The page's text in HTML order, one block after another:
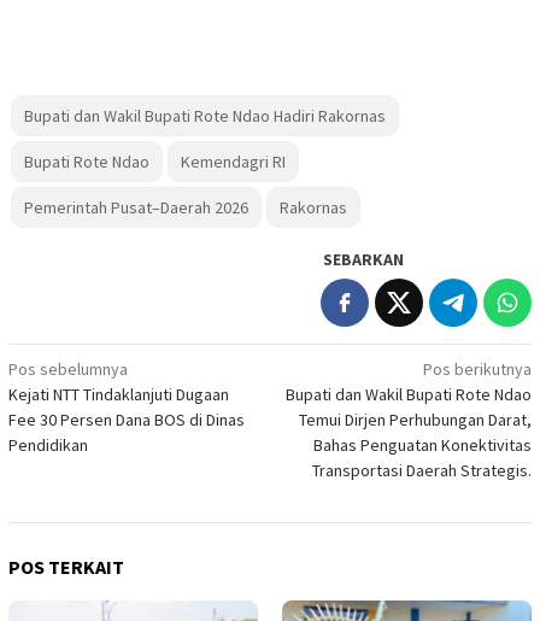
Bupati dan Wakil Bupati Rote Ndao Hadiri Rakornas
Bupati Rote Ndao Kemendagri RI
Pemerintah Pusat–Daerah 2026 Rakornas
SEBARKAN
Navigasi
pos
Pos sebelumnya
Kejati NTT Tindaklanjuti Dugaan
Fee 30 Persen Dana BOS di Dinas
Pendidikan
Pos berikutnya
Bupati dan Wakil Bupati Rote Ndao
Temui Dirjen Perhubungan Darat,
Bahas Penguatan Konektivitas
Transportasi Daerah Strategis.
POS TERKAIT